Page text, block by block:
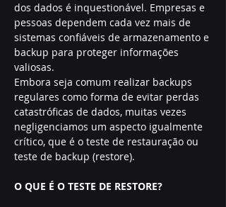
dos dados é inquestionável. Empresas e
pessoas dependem cada vez mais de
sistemas confiáveis de armazenamento e
backup para proteger informações
valiosas.
Embora seja comum realizar backups
regulares como forma de evitar perdas
catastróficas de dados, muitas vezes
negligenciamos um aspecto igualmente
crítico, que é o teste de restauração ou
teste de backup (restore).
O QUE É O TESTE DE RESTORE?